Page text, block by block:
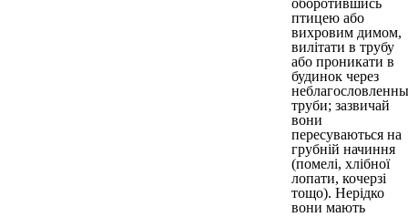
оборотившись
птицею або
вихровим димом,
вилітати в трубу
або проникати в
будинок через
труби; зазвичай
вони
пересуваються на
грубній начиння
(помелі, хлібної
лопати, кочерзі
тощо). Нерідко
вони мають